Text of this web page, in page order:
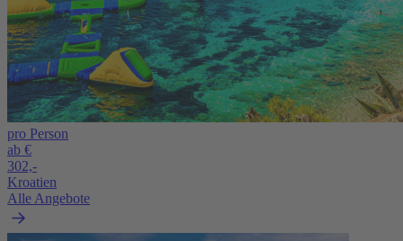
pro Person
ab €
302,-
Kroatien
Alle Angebote